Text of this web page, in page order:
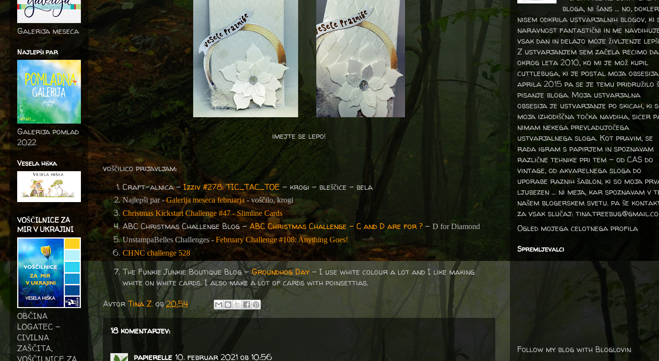
imejte se lepo!
voščilico prijavljam:
Craft-alnica - Izziv #278: TIC_TAC_TOE - krogi - bleščice - bela
Najlepši par -Galerija meseca februarja - voščilo, krogi
Christmas Kickstart Challenge #47 - Slimline Cards
ABC Christmas Challenge Blog - ABC Christmas Challenge - C and D are for ? - D for Diamond
UnstampaBelles Challenges - February Challenge #108: Anything Goes!
CHNC challenge 528
The Funkie Junkie Boutique Blog -Groundhog Day- I use white colour a lot and I like making
white on white cards. I also make a lot of cards with poinsettias.
AvtorTina Z. ob20:54
18 komentarjev:
papierelle 10. februar 2021 ob 10:56
Galerija meseca
Najlepši par
Galerija pomlad
2022
Vesela hiška
VOŠČILNICE ZA
MIR V UKRAJINI
OBČINA
LOGATEC -
CIVILNA
ZAŠČITA,
bloga, ni šans ... no, dokler
nisem odkrila ustvarjalnih blogov, ki
naravnost fantastični in me
vsak dan in delajo moje življenje
Z ustvarjanjem sem začela recimo da
okrog leta 2010, ko mi je mož kupil
cuttlebuga, ki je postal moja
aprila 2015 pa se je temu pridružilo
pisanje bloga. Moja ustvarjalna
obsesija je ustvarjanje po skicah, ki
moja izhodiščna točka navdiha, sicer
nimam nekega prevladujočega
ustvarjalnega sloga. Kot pravim, se
rada igram s papirjem in spoznavam
različne tehnike pri tem – od CAS do
vintage, od akvarelnega sloga do
uporabe raznih šablon, ki so moja
ljubezen … ni meja, kar spoznavam v
našem blogerskem svetu. pa še
za vsak slučaj:
Ogled mojega celotnega profila
Spremljevalci
Follow my blog with Bloglovin